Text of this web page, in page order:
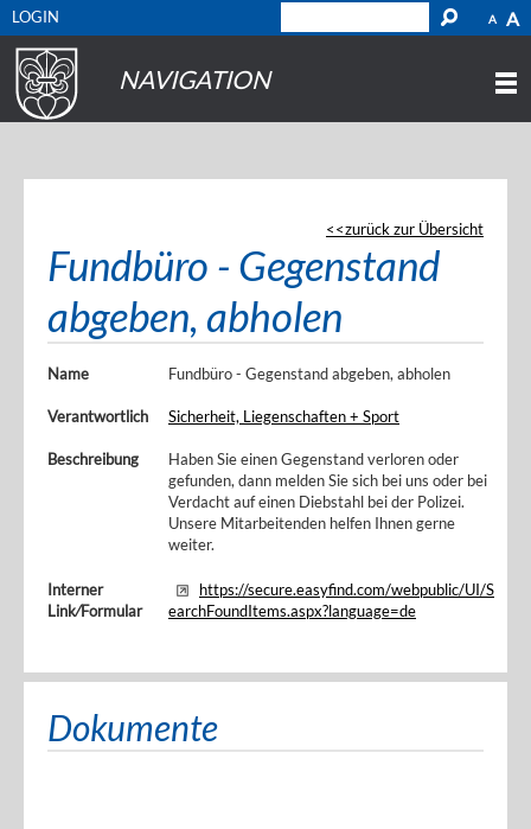
A A
LOGIN
NAVIGATION
zurück zur Übersicht
Fundbüro - Gegenstand
abgeben, abholen
Name Fundbüro - Gegenstand abgeben, abholen
Verantwortlich Sicherheit, Liegenschaften + Sport
Beschreibung
Haben Sie einen Gegenstand verloren oder
gefunden, dann melden Sie sich bei uns oder bei
Verdacht auf einen Diebstahl bei der Polizei.
Unsere Mitarbeitenden helfen Ihnen gerne
weiter.
Interner
Link⁄Formular
https://secure.easyfind.com/webpublic/UI/S
earchFoundItems.aspx?language=de
Dokumente